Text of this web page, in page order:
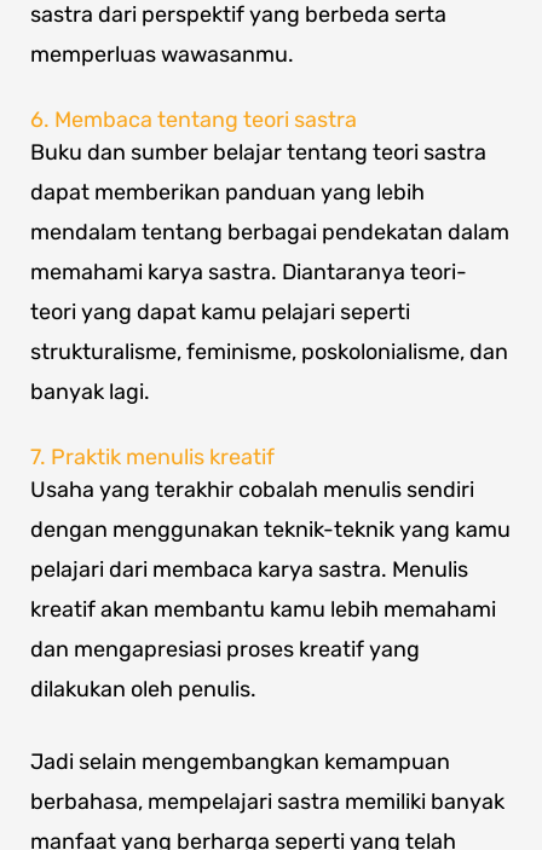
sastra dari perspektif yang berbeda serta
memperluas wawasanmu.
6. Membaca tentang teori sastra
Buku dan sumber belajar tentang teori sastra
dapat memberikan panduan yang lebih
mendalam tentang berbagai pendekatan dalam
memahami karya sastra. Diantaranya teori-
teori yang dapat kamu pelajari seperti
strukturalisme, feminisme, poskolonialisme, dan
banyak lagi.
7. Praktik menulis kreatif
Usaha yang terakhir cobalah menulis sendiri
dengan menggunakan teknik-teknik yang kamu
pelajari dari membaca karya sastra. Menulis
kreatif akan membantu kamu lebih memahami
dan mengapresiasi proses kreatif yang
dilakukan oleh penulis.
Jadi selain mengembangkan kemampuan
berbahasa, mempelajari sastra memiliki banyak
manfaat yang berharga seperti yang telah